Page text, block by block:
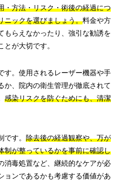
・方法・リスク・術後の経過につ
ニックを選びましょう。料金や方
もらえなかったり、強引な勧誘を
が大切です。
す。使用されるレーザー機器や手
か、院内の衛生管理が徹底されて
感染リスクを防ぐためにも、清潔
す。 除去後の経過観察や、万が
制が整っているかを事前に確認し
消毒処置など、継続的なケアが必
ョンであるかも考慮する価値があ